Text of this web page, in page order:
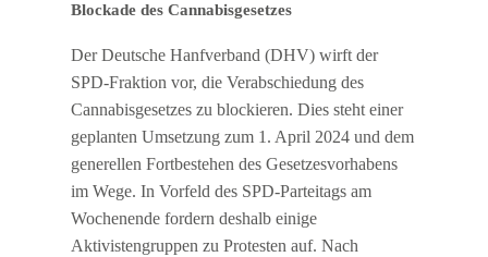
Blockade des Cannabisgesetzes
Der Deutsche Hanfverband (DHV) wirft der
SPD-Fraktion vor, die Verabschiedung des
Cannabisgesetzes zu blockieren. Dies steht einer
geplanten Umsetzung zum 1. April 2024 und dem
generellen Fortbestehen des Gesetzesvorhabens
im Wege. In Vorfeld des SPD-Parteitags am
Wochenende fordern deshalb einige
Aktivistengruppen zu Protesten auf. Nach